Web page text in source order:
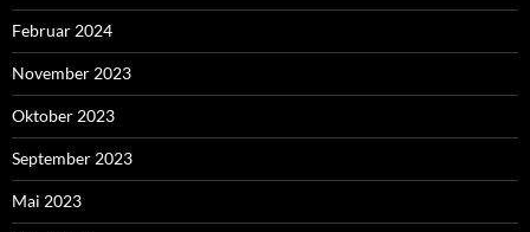
Februar 2024
November 2023
Oktober 2023
September 2023
Mai 2023